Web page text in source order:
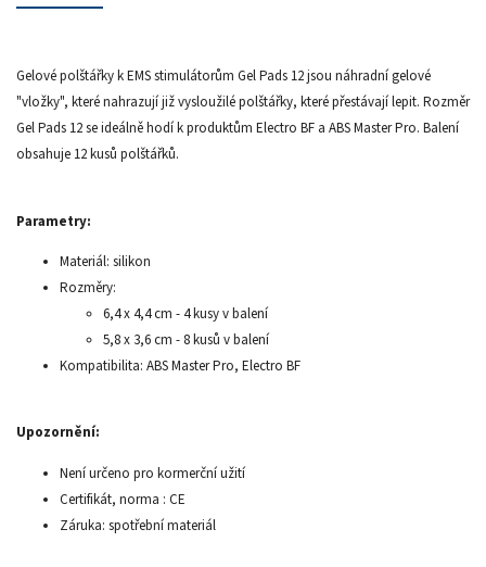
Gelové polštářky k EMS stimulátorům Gel Pads 12 jsou náhradní gelové
"vložky", které nahrazují již vysloužilé polštářky, které přestávají lepit. Rozměr
Gel Pads 12 se ideálně hodí k produktům Electro BF a ABS Master Pro. Balení
obsahuje 12 kusů polštářků.
Parametry:
Materiál: silikon
Rozměry:
6,4 x 4,4 cm - 4 kusy v balení
5,8 x 3,6 cm - 8 kusů v balení
Kompatibilita: ABS Master Pro, Electro BF
Upozornění:
Není určeno pro kormerční užití
Certifikát, norma : CE
Záruka: spotřební materiál